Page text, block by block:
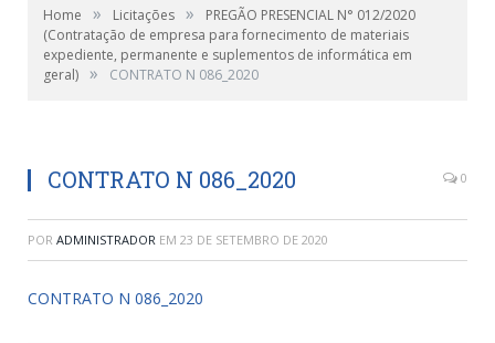
Home » Licitações »
PREGÃO PRESENCIAL N° 012/2020
(Contratação de empresa para fornecimento de materiais
expediente, permanente e suplementos de informática em
geral) » CONTRATO N 086_2020
CONTRATO N 086_2020 0
POR ADMINISTRADOR EM 23 DE SETEMBRO DE 2020
CONTRATO N 086_2020